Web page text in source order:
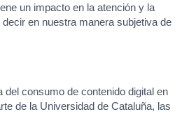
un impacto en la atención y la
en nuestra manera subjetiva de
del consumo de contenido digital en
de la Universidad de Cataluña, las